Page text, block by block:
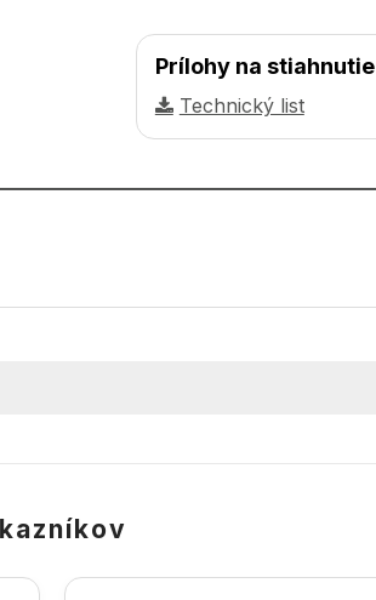
Prílohy na stiahnutie
Technický list